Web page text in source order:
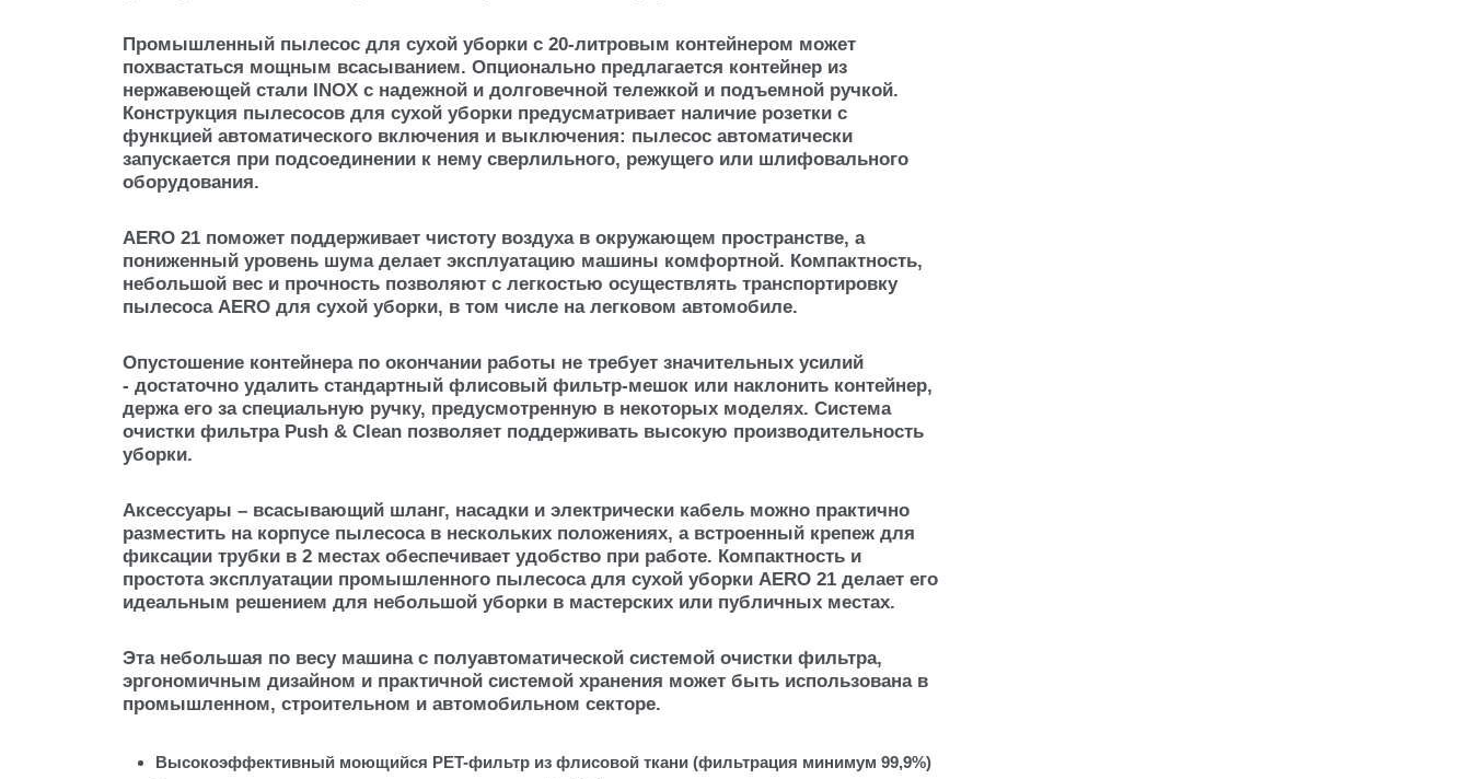
Промышленный пылесос для сухой уборки с 20-литровым контейнером может
похвастаться мощным всасыванием. Опционально предлагается контейнер из
нержавеющей стали INOX с надежной и долговечной тележкой и подъемной ручкой.
Конструкция пылесосов для сухой уборки предусматривает наличие розетки с
функцией автоматического включения и выключения: пылесос автоматически
запускается при подсоединении к нему сверлильного, режущего или шлифовального
оборудования.
AERO 21 поможет поддерживает чистоту воздуха в окружающем пространстве, а
пониженный уровень шума делает эксплуатацию машины комфортной. Компактность,
небольшой вес и прочность позволяют с легкостью осуществлять транспортировку
пылесоса AERO для сухой уборки, в том числе на легковом автомобиле.
Опустошение контейнера по окончании работы не требует значительных усилий
- достаточно удалить стандартный флисовый фильтр-мешок или наклонить контейнер,
держа его за специальную ручку, предусмотренную в некоторых моделях. Система
очистки фильтра Push & Clean позволяет поддерживать высокую производительность
уборки.
Аксессуары – всасывающий шланг, насадки и электрически кабель можно практично
разместить на корпусе пылесоса в нескольких положениях, а встроенный крепеж для
фиксации трубки в 2 местах обеспечивает удобство при работе. Компактность и
простота эксплуатации промышленного пылесоса для сухой уборки AERO 21 делает его
идеальным решением для небольшой уборки в мастерских или публичных местах.
Эта небольшая по весу машина с полуавтоматической системой очистки фильтра,
эргономичным дизайном и практичной системой хранения может быть использована в
промышленном, строительном и автомобильном секторе.
Высокоэффективный моющийся PET-фильтр из флисовой ткани (фильтрация минимум 99,9%)